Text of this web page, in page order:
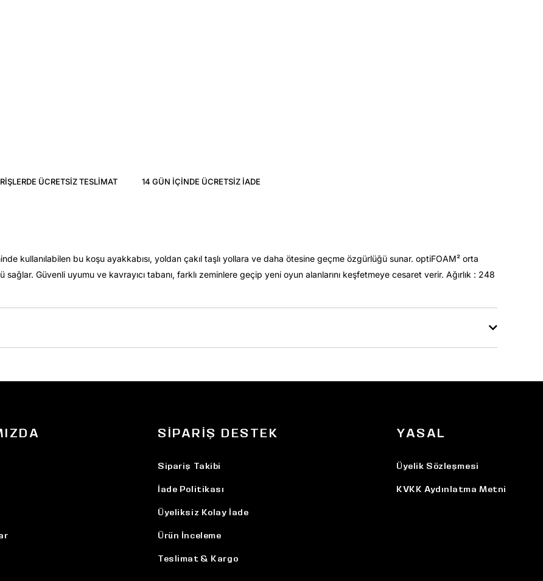
ÜCRETSIZ TESLIMAT 14 GÜN IÇINDE ÜCRETSIZ IADE
kullanılabilen bu koşu ayakkabısı, yoldan çakıl taşlı yollara ve daha ötesine geçme özgürlüğü sunar. optiFOAM² orta
sağlar. Güvenli uyumu ve kavrayıcı tabanı, farklı zeminlere geçip yeni oyun alanlarını keşfetmeye cesaret verir. Ağırlık : 248
SIPARIŞ DESTEK
Sipariş Takibi
İade Politikası
Üyeliksiz Kolay İade
Ürün İnceleme
Teslimat & Kargo
YASAL
Üyelik Sözleşmesi
KVKK Aydınlatma Metni